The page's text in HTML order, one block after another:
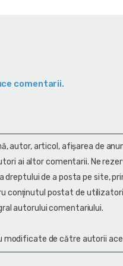
comentarii.
autor, articol, afişarea de
ai altor comentarii. Ne
de a posta pe site,
conţinutul postat de
autorului comentariului.
modificate de către autorii